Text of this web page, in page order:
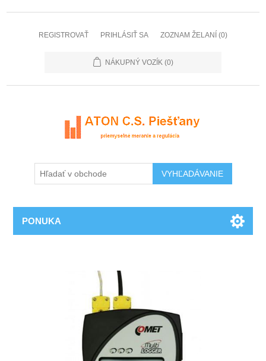
REGISTROVAŤ PRIHLÁSIŤ SA ZOZNAM ŽELANÍ (0)
NÁKUPNÝ VOZÍK (0)
PONUKA